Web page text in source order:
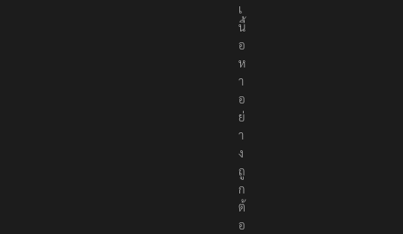
เ
นื้
อ
ห
า
อ
ย่
า
ง
ถู
ก
ต้
อ